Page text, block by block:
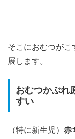
そこにおむつがこ
展します。
おむつかぶれ
すい
（特に新生児） 赤